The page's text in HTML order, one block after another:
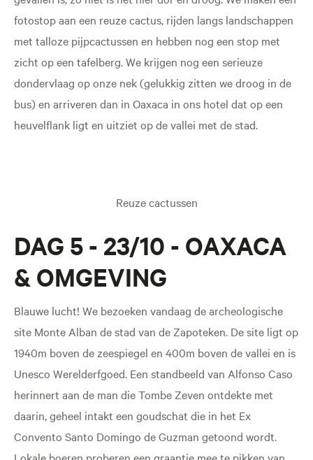
fotostop aan een reuze cactus, rijden langs landschappen
met talloze pijpcactussen en hebben nog een stop met
zicht op een tafelberg. We krijgen nog een serieuze
dondervlaag op onze nek (gelukkig zitten we droog in de
bus) en arriveren dan in Oaxaca in ons hotel dat op een
heuvelflank ligt en uitziet op de vallei met de stad.
Reuze cactussen
DAG 5 - 23/10 - OAXACA
& OMGEVING
Blauwe lucht! We bezoeken vandaag de archeologische
site Monte Alban de stad van de Zapoteken. De site ligt op
1940m boven de zeespiegel en 400m boven de vallei en is
Unesco Werelderfgoed. Een standbeeld van Alfonso Caso
herinnert aan de man die Tombe Zeven ontdekte met
daarin, geheel intakt een goudschat die in het Ex
Convento Santo Domingo de Guzman getoond wordt.